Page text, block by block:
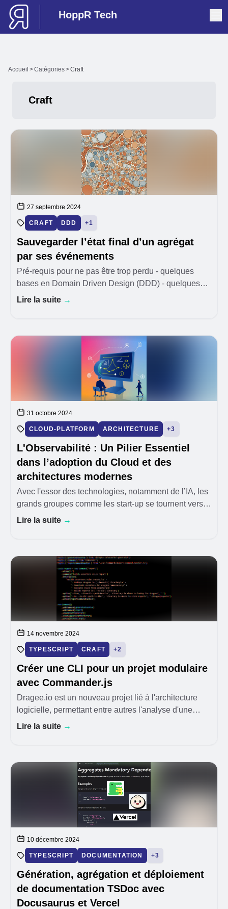
HoppR Tech
Accueil >Catégories>Craft
Craft
Articles dans cette catégorie
27 septembre 2024
CRAFT DDD +1
Sauvegarder l’état final d’un agrégat
par ses événements
Pré-requis pour ne pas être trop perdu - quelques
bases en Domain Driven Design (DDD) - quelques
bases en JPA / Hibernate La notion d’agrégat du
Lire la suite →
31 octobre 2024
CLOUD-PLATFORM ARCHITECTURE +3
L'Observabilité : Un Pilier Essentiel
dans l’adoption du Cloud et des
architectures modernes
Avec l'essor des technologies, notamment de l’IA, les
grands groupes comme les start-up se tournent vers
des plateformes modernes, parfois complexes
Lire la suite →
14 novembre 2024
TYPESCRIPT CRAFT +2
Créer une CLI pour un projet modulaire
avec Commander.js
Dragee.io est un nouveau projet lié à l'architecture
logicielle, permettant entre autres l'analyse d'une
architecture dans la vision Craft
Lire la suite →
10 décembre 2024
TYPESCRIPT DOCUMENTATION +3
Génération, agrégation et déploiement
de documentation TSDoc avec
Docusaurus et Vercel